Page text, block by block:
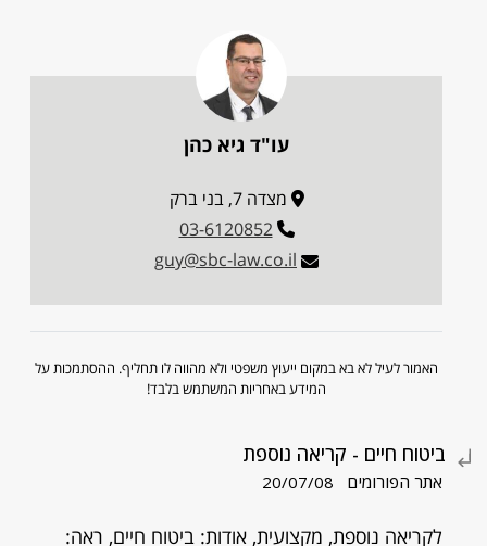
עו"ד גיא כהן
מצדה 7, בני ברק
03-6120852
guy@sbc-law.co.il
האמור לעיל לא בא במקום ייעוץ משפטי ולא מהווה לו תחליף. ההסתמכות על
המידע באחריות המשתמש בלבד!
ביטוח חיים - קריאה נוספת
אתר הפורומים 20/07/08
לקריאה נוספת, מקצועית, אודות: ביטוח חיים, ראה: